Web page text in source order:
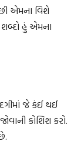
એમના વિશે
હું એમના
જે કંઈ થઈ
કોશિશ કરો.